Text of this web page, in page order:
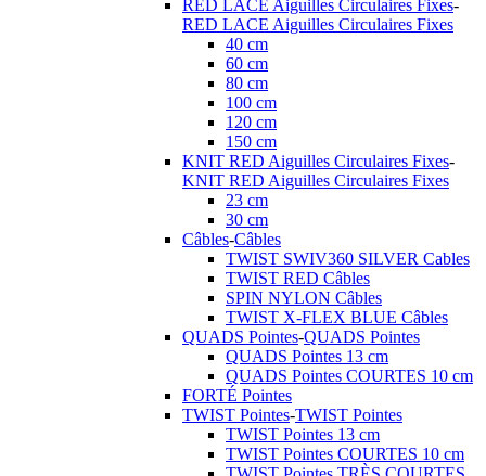
RED LACE Aiguilles Circulaires Fixes-
RED LACE Aiguilles Circulaires Fixes
40 cm
60 cm
80 cm
100 cm
120 cm
150 cm
KNIT RED Aiguilles Circulaires Fixes-
KNIT RED Aiguilles Circulaires Fixes
23 cm
30 cm
Câbles-Câbles
TWIST SWIV360 SILVER Cables
TWIST RED Câbles
SPIN NYLON Câbles
TWIST X-FLEX BLUE Câbles
QUADS Pointes-QUADS Pointes
QUADS Pointes 13 cm
QUADS Pointes COURTES 10 cm
FORTÉ Pointes
TWIST Pointes-TWIST Pointes
TWIST Pointes 13 cm
TWIST Pointes COURTES 10 cm